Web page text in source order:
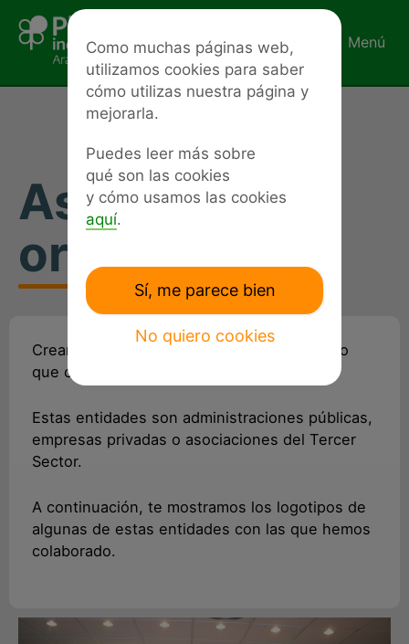
contenido
Menú
Asesoría y
orientación
Creando Espacios Accesibles es un servicio
que colabora con muchas entidades.
Estas entidades son administraciones públicas,
empresas privadas o asociaciones del Tercer
Sector.
A continuación, te mostramos los logotipos de
algunas de estas entidades con las que hemos
colaborado.
Como muchas páginas web,
utilizamos cookies para saber
cómo utilizas nuestra página y
mejorarla.
Puedes leer más sobre
qué son las cookies
y cómo usamos las cookies
aquí.
Sí, me parece bien
No quiero cookies